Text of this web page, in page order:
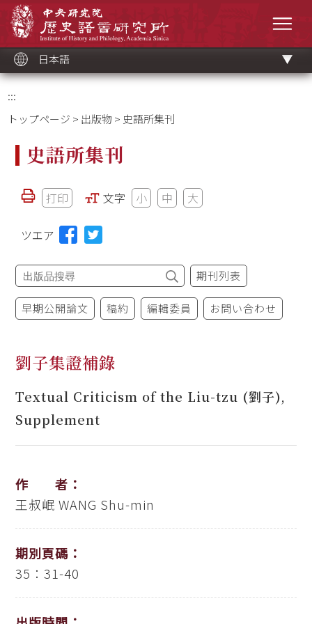
ッ
ク
日本語
:::
トップページ > 出版物 > 史語所集刊
史語所集刊
打印 文字 小 中 大
ツエア
期刊列表
早期公開論文 稿約 編輯委員 お問い合わせ
劉子集證補錄
Textual Criticism of the Liu-tzu (劉子),
Supplement
作 者：
王叔岷 WANG Shu-min
期別頁碼：
35：31-40